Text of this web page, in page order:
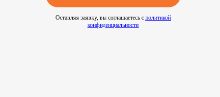
Оставляя заявку, вы соглашаетесь с политикой
конфиденциальности